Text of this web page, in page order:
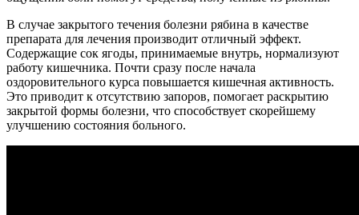
В случае закрытого течения болезни рябина в качестве
препарата для лечения производит отличный эффект.
Содержащие сок ягоды, принимаемые внутрь, нормализуют
работу кишечника. Почти сразу после начала
оздоровительного курса повышается кишечная активность.
Это приводит к отсутствию запоров, помогает раскрытию
закрытой формы болезни, что способствует скорейшему
улучшению состояния больного.